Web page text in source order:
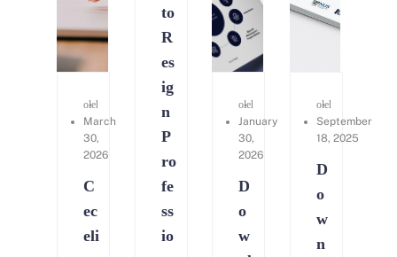
oleh
March
30,
2026
C
ec
eli
to
R
es
ig
n
P
ro
fe
ss
io
oleh
January
30,
2026
D
o
w
oleh
September
18, 2025
D
o
w
n